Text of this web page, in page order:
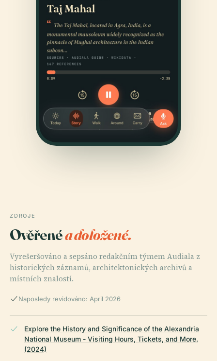
ZDROJE
Ověřenéa doložené.
Vyrešeršováno a sepsáno redakčním týmem Audiala z
historických záznamů, architektonických archivů a
místních znalostí.
Naposledy revidováno: April 2026
Explore the History and Significance of the Alexandria
National Museum - Visiting Hours, Tickets, and More.
(2024)